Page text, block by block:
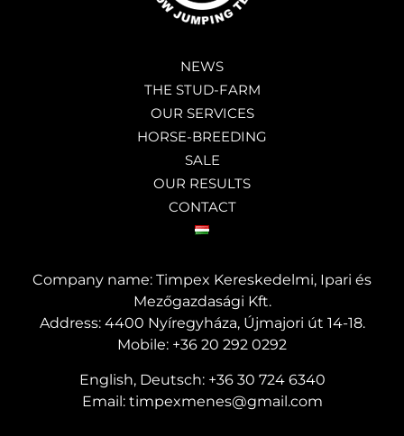
NEWS
THE STUD-FARM
OUR SERVICES
HORSE-BREEDING
SALE
OUR RESULTS
CONTACT
Company name: Timpex Kereskedelmi, Ipari és
Mezőgazdasági Kft.
Address: 4400 Nyíregyháza, Újmajori út 14-18.
Mobile: +36 20 292 0292
English, Deutsch: +36 30 724 6340
Email: timpexmenes@gmail.com